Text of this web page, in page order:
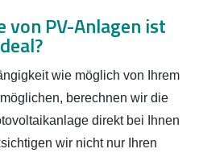
von PV-Anlagen ist
wie möglich von Ihrem
berechnen wir die
direkt bei Ihnen
wir nicht nur Ihren